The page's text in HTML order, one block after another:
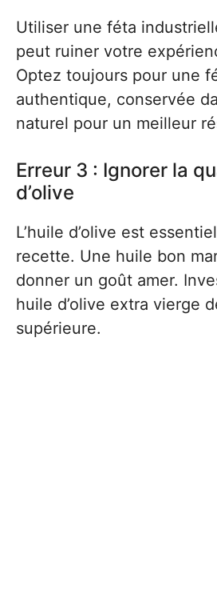
Utiliser une féta
peut ruiner votre
Optez toujours pour une
authentique, conservée
naturel pour un meilleur
Erreur 3 : Ignorer la
d’olive
L’huile d’olive est
recette. Une huile bon
donner un goût amer.
huile d’olive extra vierge
supérieure.